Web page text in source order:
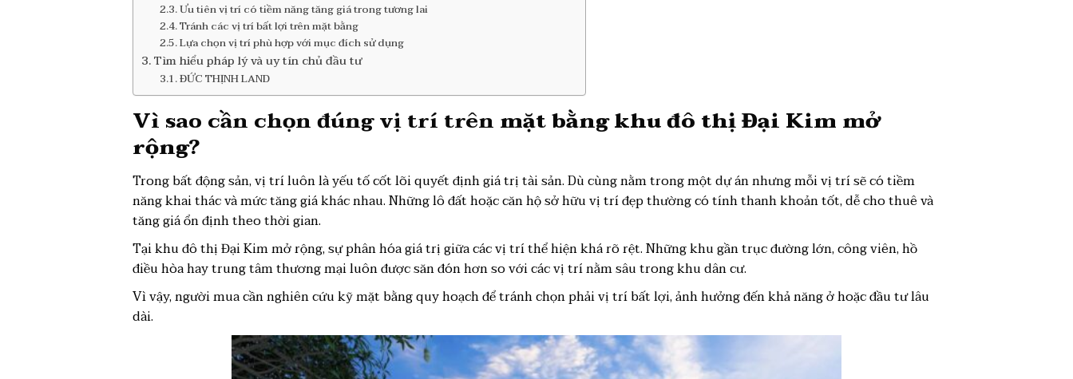
Ưu tiên vị trí có tiềm năng tăng giá trong tương lai
Tránh các vị trí bất lợi trên mặt bằng
Lựa chọn vị trí phù hợp với mục đích sử dụng
Tìm hiểu pháp lý và uy tín chủ đầu tư
ĐỨC THỊNH LAND
Vì sao cần chọn đúng vị trí trên mặt bằng khu đô thị Đại Kim mở
rộng?
Trong bất động sản, vị trí luôn là yếu tố cốt lõi quyết định giá trị tài sản. Dù cùng nằm trong một dự án nhưng mỗi vị trí sẽ có tiềm
năng khai thác và mức tăng giá khác nhau. Những lô đất hoặc căn hộ sở hữu vị trí đẹp thường có tính thanh khoản tốt, dễ cho thuê và
tăng giá ổn định theo thời gian.
Tại khu đô thị Đại Kim mở rộng, sự phân hóa giá trị giữa các vị trí thể hiện khá rõ rệt. Những khu gần trục đường lớn, công viên, hồ
điều hòa hay trung tâm thương mại luôn được săn đón hơn so với các vị trí nằm sâu trong khu dân cư.
Vì vậy, người mua cần nghiên cứu kỹ mặt bằng quy hoạch để tránh chọn phải vị trí bất lợi, ảnh hưởng đến khả năng ở hoặc đầu tư lâu
dài.